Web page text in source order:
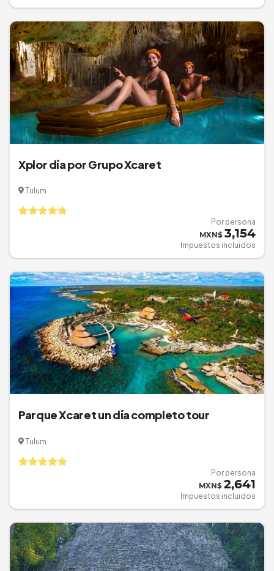
Xplor día por Grupo Xcaret
Tulum
Por persona
MXN$ 3,154
Impuestos incluidos
Parque Xcaret un día completo tour
Tulum
Por persona
MXN$ 2,641
Impuestos incluidos